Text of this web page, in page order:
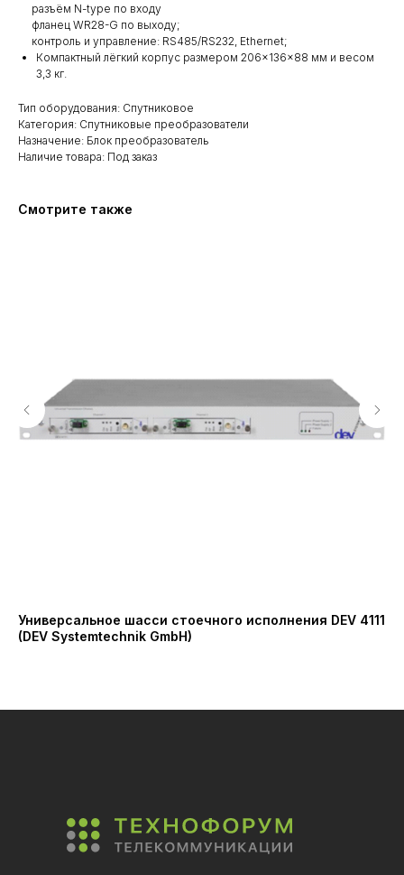
разъём N-type по входу
фланец WR28-G по выходу;
контроль и управление: RS485/RS232, Ethernet;
Компактный лёгкий корпус размером 206×136×88 мм и весом
3,3 кг.
Тип оборудования: Спутниковое
Категория: Спутниковые преобразователи
Назначение: Блок преобразователь
Наличие товара: Под заказ
Смотрите также
Универсальное шасси стоечного исполнения DEV 4111
(DEV Systemtechnik GmbH)